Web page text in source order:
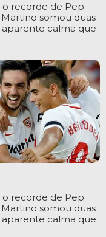
o recorde de Pep
somou duas
calma que
o recorde de Pep
somou duas
calma que